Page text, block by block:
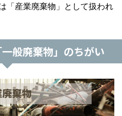
「産業廃棄物」として扱われ
一般廃棄物」のちがい